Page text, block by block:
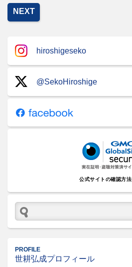
NEXT
hiroshigeseko
@SekoHiroshige
公式サイトの確認方法
PROFILE
世耕弘成プロフィール